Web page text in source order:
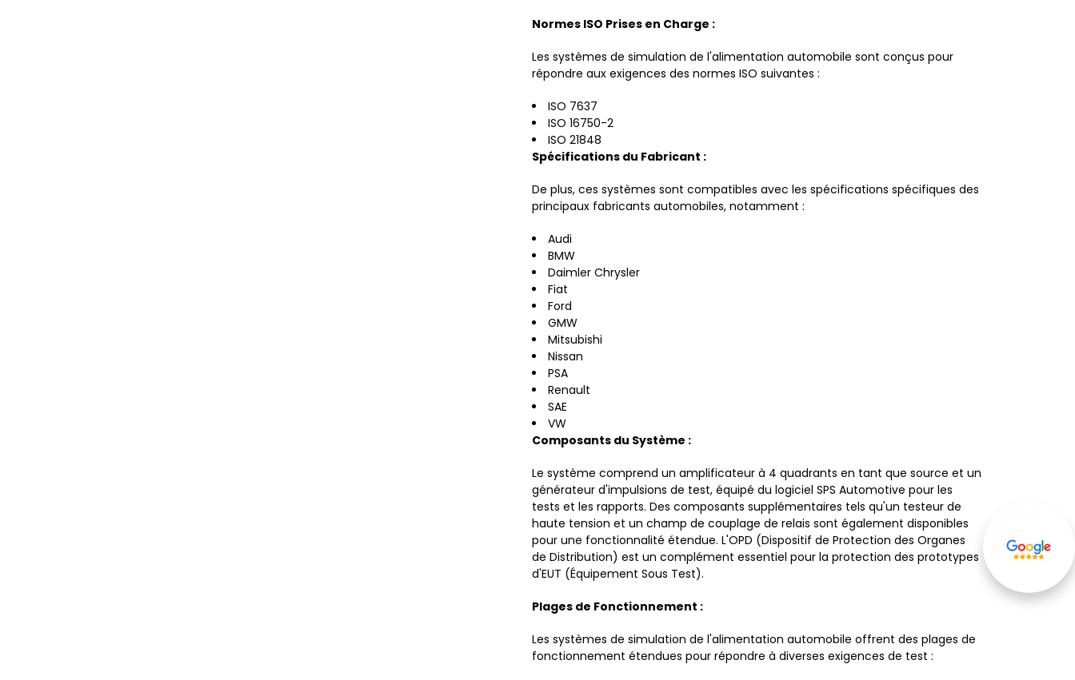
Normes ISO Prises en Charge :
Les systèmes de simulation de l'alimentation automobile sont conçus pour
répondre aux exigences des normes ISO suivantes :
ISO 7637
ISO 16750-2
ISO 21848
Spécifications du Fabricant :
De plus, ces systèmes sont compatibles avec les spécifications spécifiques des
principaux fabricants automobiles, notamment :
Audi
BMW
Daimler Chrysler
Fiat
Ford
GMW
Mitsubishi
Nissan
PSA
Renault
SAE
VW
Composants du Système :
Le système comprend un amplificateur à 4 quadrants en tant que source et un
générateur d'impulsions de test, équipé du logiciel SPS Automotive pour les
tests et les rapports. Des composants supplémentaires tels qu'un testeur de
haute tension et un champ de couplage de relais sont également disponibles
pour une fonctionnalité étendue. L'OPD (Dispositif de Protection des Organes
de Distribution) est un complément essentiel pour la protection des prototypes
d'EUT (Équipement Sous Test).
Plages de Fonctionnement :
Les systèmes de simulation de l'alimentation automobile offrent des plages de
fonctionnement étendues pour répondre à diverses exigences de test :
Avis de nos